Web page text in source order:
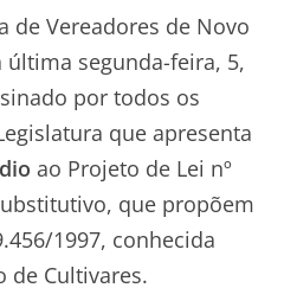
de Vereadores de Novo
segunda-feira, 5,
por todos os
que apresenta
ao Projeto de Lei nº
que propõem
1997, conhecida
de Cultivares.